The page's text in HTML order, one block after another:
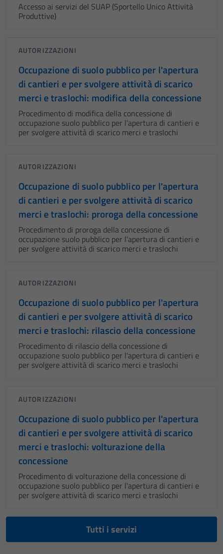
Accesso ai servizi del SUAP (Sportello Unico Attività
Produttive)
AUTORIZZAZIONI
Occupazione di suolo pubblico per l'apertura
di cantieri e per svolgere attività di scarico
merci e traslochi: modifica della concessione
Procedimento di modifica della concessione di
occupazione suolo pubblico per l'apertura di cantieri e
per svolgere attività di scarico merci e traslochi
AUTORIZZAZIONI
Occupazione di suolo pubblico per l'apertura
di cantieri e per svolgere attività di scarico
merci e traslochi: proroga della concessione
Procedimento di proroga della concessione di
occupazione suolo pubblico per l'apertura di cantieri e
per svolgere attività di scarico merci e traslochi
AUTORIZZAZIONI
Occupazione di suolo pubblico per l'apertura
di cantieri e per svolgere attività di scarico
merci e traslochi: rilascio della concessione
Procedimento di rilascio della concessione di
occupazione suolo pubblico per l'apertura di cantieri e
per svolgere attività di scarico merci e traslochi
AUTORIZZAZIONI
Occupazione di suolo pubblico per l'apertura
di cantieri e per svolgere attività di scarico
merci e traslochi: volturazione della
concessione
Procedimento di volturazione della concessione di
occupazione suolo pubblico per l'apertura di cantieri e
per svolgere attività di scarico merci e traslochi
Tutti i servizi